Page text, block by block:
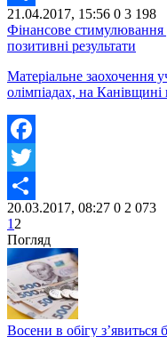
Share
21.04.2017, 15:56 0 3 198
Фінансове стимулювання
позитивні результати
Матеріальне заохочення
олімпіадах, на Канівщині
Facebook
Twitter
Share
20.03.2017, 08:27 0 2 073
1 2
Погляд
Восени в обігу